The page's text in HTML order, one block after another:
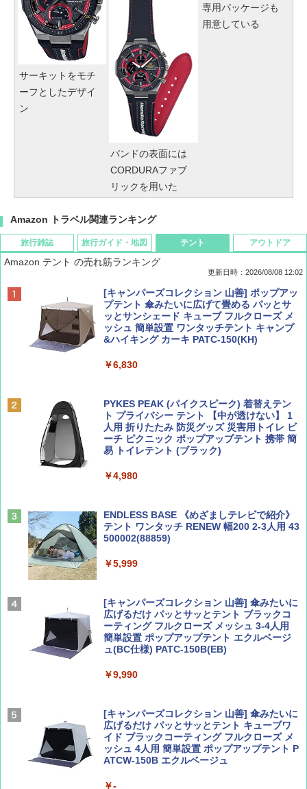
サーキットをモチ
ーフとしたデザイ
ン
バンドの表面には
CORDURAファブ
リックを用いた
専用パッケージも
用意している
Amazon トラベル関連ランキング
旅行雑誌
BE-PAL(ビ-パル) 2026年 9 月号【特別付録:
SOTO ミニマル"旅"財布 ランダム2種】
￥1,500
￥713
AIRLINE（エアライン）2026年9月号【特
集】ボーイング110周年を祝して！
￥1,760
旅行ガイド・地図
D40 地球の歩き方 チェンマイ タイ北部の魅
力的な町 2026～2027 地球の歩き方D アジア
￥2,079
￥2,695
球の歩き方A ヨーロッパ
A26 地球の歩き方 チェコ ポーランド スロヴ
ァキア 2026～2027 地球の歩き方A ヨーロッ
テント
Amazon テント の売れ筋ランキング
更新日時：2026/08/08 12:02
[キャンパーズコレクション 山善] ポップアッ
プテント 傘みたいに広げて畳める パッとサ
ッとサンシェード キューブ フルクローズ メ
ッシュ 簡単設置 ワンタッチテント キャンプ
&ハイキング カーキ PATC-150(KH)
￥6,830
PYKES PEAK (パイクスピーク) 着替えテン
ト プライバシー テント 【中が透けない】 1
人用 折りたたみ 防災グッズ 災害用トイレ ビ
ーチ ピクニック ポップアップテント 携帯 簡
易 トイレテント (ブラック)
￥4,980
ENDLESS BASE 《めざましテレビで紹介》
テント ワンタッチ RENEW 幅200 2-3人用 43
500002(88859)
￥5,999
[キャンパーズコレクション 山善] 傘みたいに
広げるだけ パッとサッとテント ブラックコ
ーティング フルクローズ メッシュ 3-4人用
簡単設置 ポップアップテント エクルベージ
ュ(BC仕様) PATC-150B(EB)
￥9,990
[キャンパーズコレクション 山善] 傘みたいに
広げるだけ パッとサッとテント キューブワ
イド ブラックコーティング フルクローズ メ
ッシュ 4人用 簡単設置 ポップアップテント P
ATCW-150B エクルベージュ
￥-
アウトドア